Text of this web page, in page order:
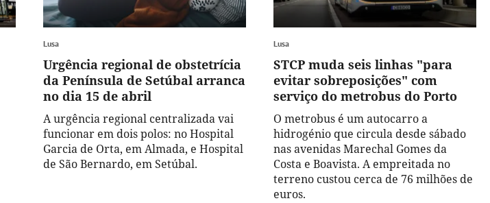
Lusa
Urgência regional de obstetrícia
da Península de Setúbal arranca
no dia 15 de abril
A urgência regional centralizada vai
funcionar em dois polos: no Hospital
Garcia de Orta, em Almada, e Hospital
de São Bernardo, em Setúbal.
Lusa
STCP muda seis linhas "para
evitar sobreposições" com
serviço do metrobus do Porto
O metrobus é um autocarro a
hidrogénio que circula desde sábado
nas avenidas Marechal Gomes da
Costa e Boavista. A empreitada no
terreno custou cerca de 76 milhões de
euros.